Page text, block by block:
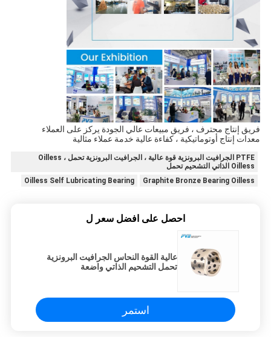
فريق إنتاج محترف ، فريق مبيعات عالي الجودة يركز على العملاء
معدات إنتاج أوتوماتيكية ، كفاءة عالية خدمة عملاء مثالية
PTFE الجرافيت البرونزية قوة عالية ، الجرافيت البرونزية تحمل Oilless ،
Oilless الذاتي التشحيم تحمل
Graphite Bronze Bearing Oilless
Oilless Self Lubricating Bearing
احصل على افضل سعر ل
عالية القوة النحاس الجرافيت البرونزية
تحمل التشحيم الذاتي واضعة
استمر